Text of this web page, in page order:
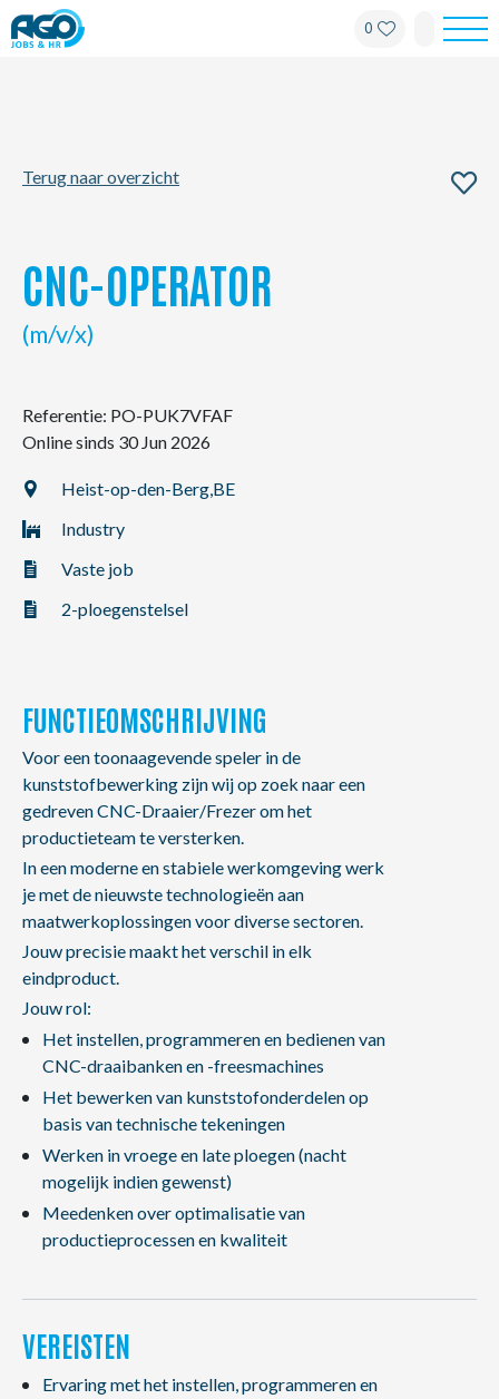
0
Contact
NL FR EN
Terug naar overzicht
CNC-OPERATOR
(m/v/x)
Referentie: PO-PUK7VFAF
Online sinds 30 Jun 2026
Heist-op-den-Berg,BE
Industry
Vaste job
2-ploegenstelsel
FUNCTIEOMSCHRIJVING
Voor een toonaagevende speler in de
kunststofbewerking zijn wij op zoek naar een
gedreven CNC-Draaier/Frezer om het
productieteam te versterken.
In een moderne en stabiele werkomgeving werk
je met de nieuwste technologieën aan
maatwerkoplossingen voor diverse sectoren.
Jouw precisie maakt het verschil in elk
eindproduct.
Jouw rol:
Het instellen, programmeren en bedienen van
CNC-draaibanken en -freesmachines
Het bewerken van kunststofonderdelen op
basis van technische tekeningen
Werken in vroege en late ploegen (nacht
mogelijk indien gewenst)
Meedenken over optimalisatie van
productieprocessen en kwaliteit
VEREISTEN
Ervaring met het instellen, programmeren en